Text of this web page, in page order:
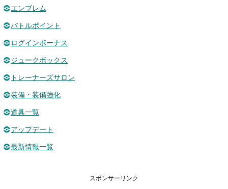
エンブレム
バトルポイント
ログインボーナス
ジュークボックス
トレーナーズサロン
装備・装備強化
道具一覧
アップデート
最新情報一覧
スポンサーリンク